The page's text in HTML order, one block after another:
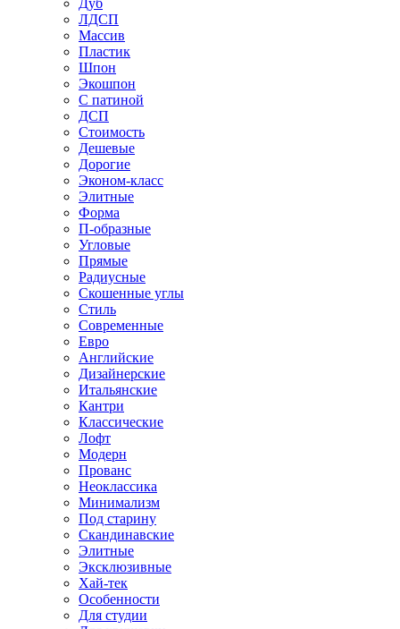
Дуб
ЛДСП
Массив
Пластик
Шпон
Экошпон
С патиной
ДСП
Стоимость
Дешевые
Дорогие
Эконом-класс
Элитные
Форма
П-образные
Угловые
Прямые
Радиусные
Скошенные углы
Стиль
Современные
Евро
Английские
Дизайнерские
Итальянские
Кантри
Классические
Лофт
Модерн
Прованс
Неоклассика
Минимализм
Под старину
Скандинавские
Элитные
Эксклюзивные
Хай-тек
Особенности
Для студии